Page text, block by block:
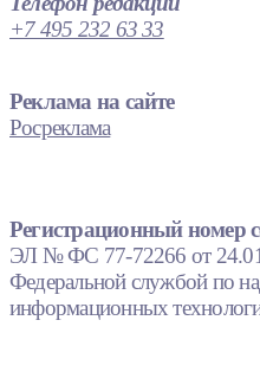
+7 495 232 63 33
Реклама на сайте
Росреклама
Регистрационный номер
ЭЛ № ФС 77-72266 от
Федеральной службой по
информационных